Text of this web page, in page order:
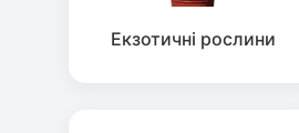
Екзотичні рослини